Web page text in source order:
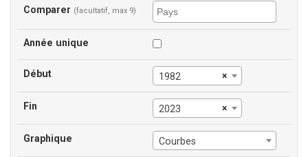
Comparer (facultatif, max 9)
Année unique
Début ×
1982
Fin ×
2023
Graphique Courbes